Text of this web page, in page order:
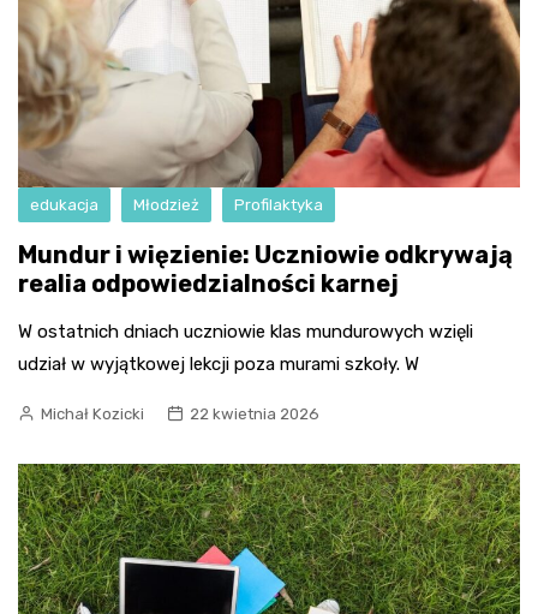
edukacja Młodzież Profilaktyka
Mundur i więzienie: Uczniowie odkrywają
realia odpowiedzialności karnej
W ostatnich dniach uczniowie klas mundurowych wzięli
udział w wyjątkowej lekcji poza murami szkoły. W
Michał Kozicki 22 kwietnia 2026